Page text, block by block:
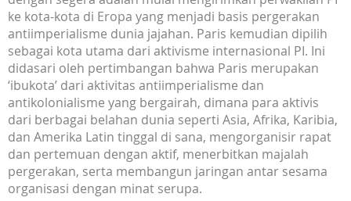
ke kota-kota di Eropa yang menjadi basis pergerakan
antiimperialisme dunia jajahan. Paris kemudian dipilih
sebagai kota utama dari aktivisme internasional PI. Ini
didasari oleh pertimbangan bahwa Paris merupakan
‘ibukota’ dari aktivitas antiimperialisme dan
antikolonialisme yang bergairah, dimana para aktivis
dari berbagai belahan dunia seperti Asia, Afrika, Karibia,
dan Amerika Latin tinggal di sana, mengorganisir rapat
dan pertemuan dengan aktif, menerbitkan majalah
pergerakan, serta membangun jaringan antar sesama
organisasi dengan minat serupa.